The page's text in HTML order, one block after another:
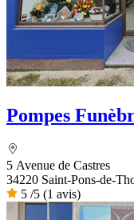
Pompes
5 Avenue de Castres
34220 Saint-Pons-de-
5 /5 (1 avis)